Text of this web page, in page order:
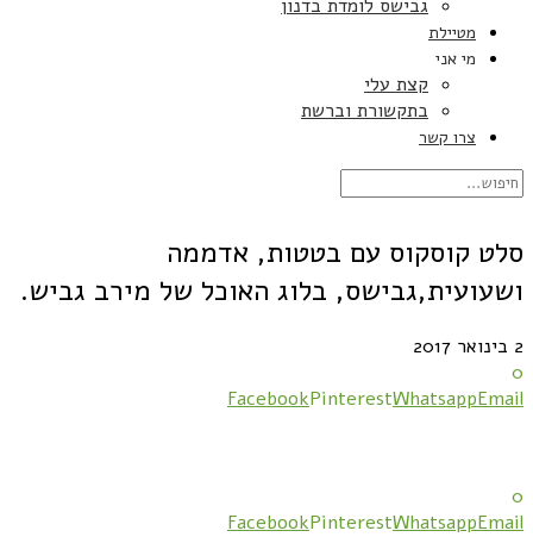
גבישס לומדת בדנון
מטיילת
מי אני
קצת עלי
בתקשורת וברשת
צרו קשר
סלט קוסקוס עם בטטות, אדממה
ושעועית,גבישס, בלוג האוכל של מירב גביש.
2 בינואר 2017
0
FacebookPinterestWhatsappEmail
0
FacebookPinterestWhatsappEmail